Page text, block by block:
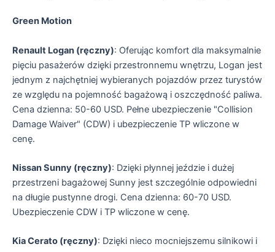
Green Motion
Renault Logan (ręczny): Oferując komfort dla maksymalnie
pięciu pasażerów dzięki przestronnemu wnętrzu, Logan jest
jednym z najchętniej wybieranych pojazdów przez turystów
ze względu na pojemność bagażową i oszczędność paliwa.
Cena dzienna: 50-60 USD. Pełne ubezpieczenie "Collision
Damage Waiver" (CDW) i ubezpieczenie TP wliczone w
cenę.
Nissan Sunny (ręczny): Dzięki płynnej jeździe i dużej
przestrzeni bagażowej Sunny jest szczególnie odpowiedni
na długie pustynne drogi. Cena dzienna: 60-70 USD.
Ubezpieczenie CDW i TP wliczone w cenę.
Kia Cerato (ręczny): Dzięki nieco mocniejszemu silnikowi i